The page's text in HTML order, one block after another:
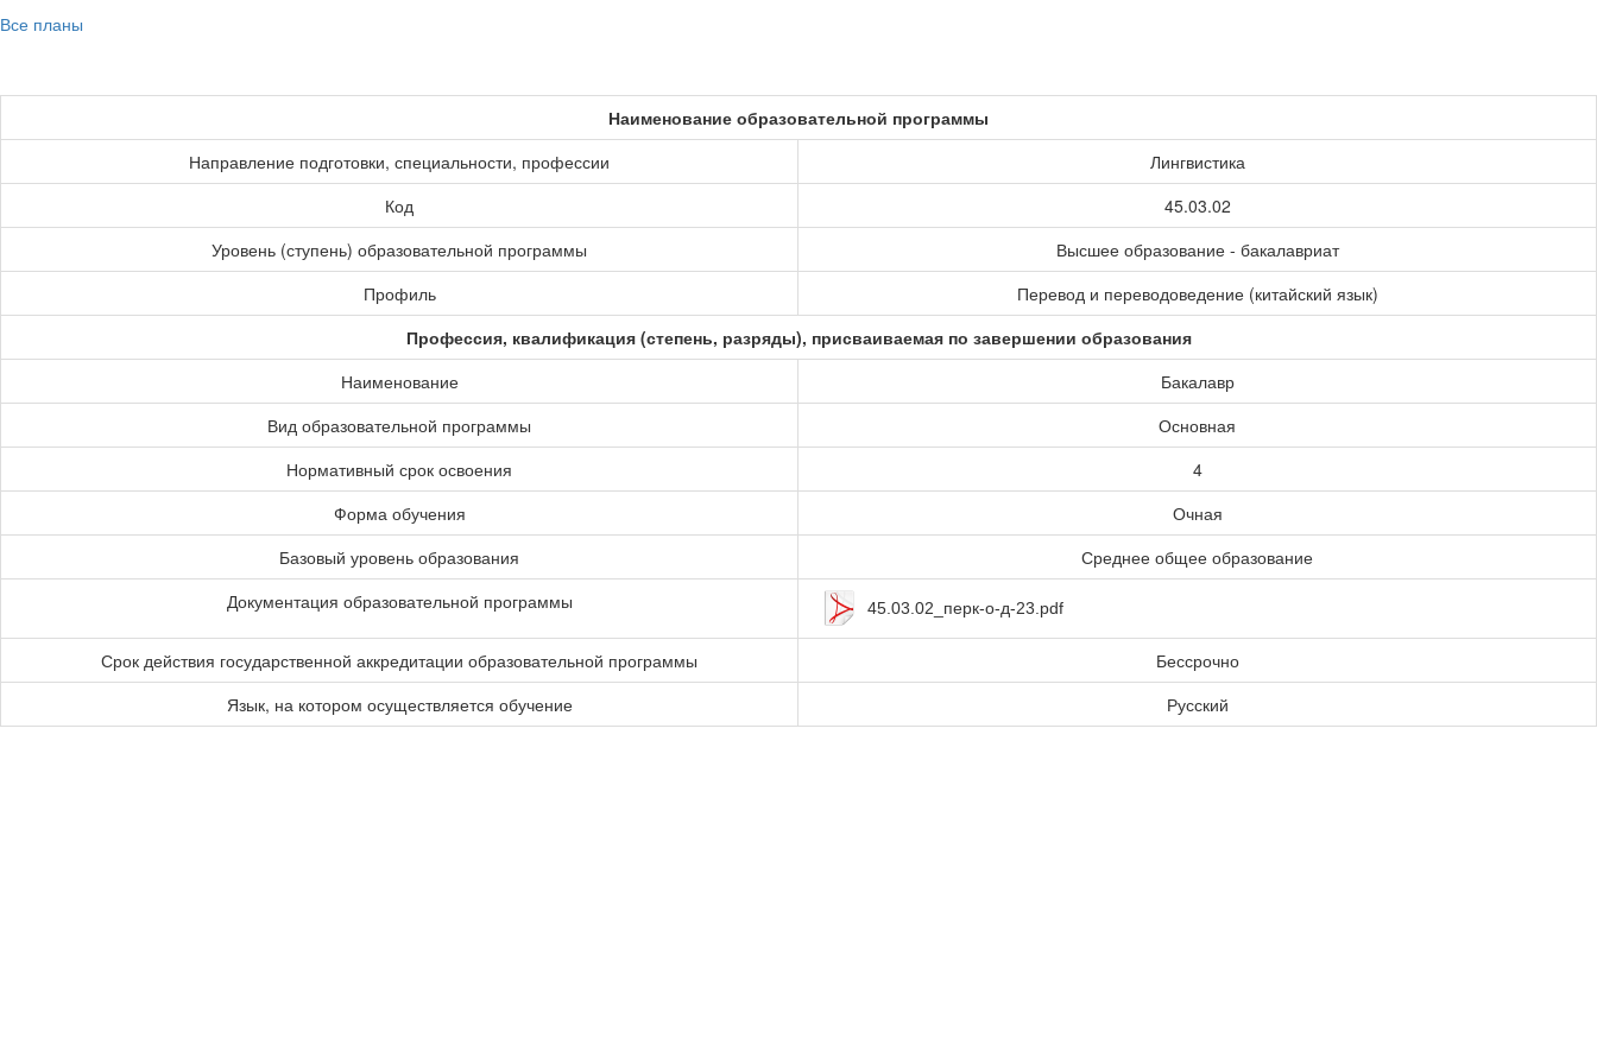
Все планы
Наименование образовательной программы
Направление подготовки, специальности, профессии
Лингвистика
Код
45.03.02
Уровень (ступень) образовательной программы
Высшее образование - бакалавриат
Профиль
Перевод и переводоведение (китайский язык)
Профессия, квалификация (степень, разряды), присваиваемая по завершении образования
Наименование
Бакалавр
Вид образовательной программы
Основная
Нормативный срок освоения
4
Форма обучения
Очная
Базовый уровень образования
Среднее общее образование
Документация образовательной программы
45.03.02_перк-о-д-23.pdf
Срок действия государственной аккредитации образовательной программы
Бессрочно
Язык, на котором осуществляется обучение
Русский